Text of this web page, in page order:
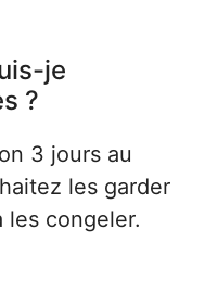
je
?
3 jours au
les garder
les congeler.